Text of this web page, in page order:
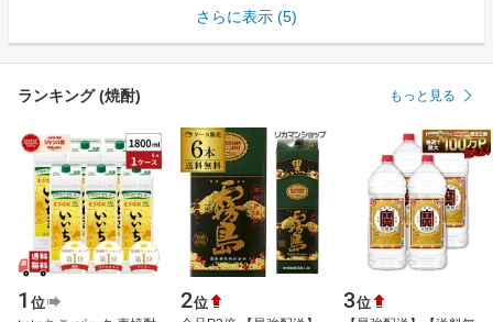
さらに表示 (5)
ランキング (焼酎) もっと見る
1 位 2位 3位